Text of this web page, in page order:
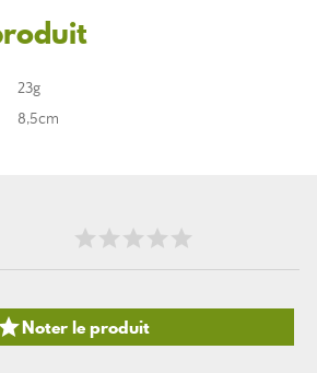
23g
8,5cm
Noter le produit